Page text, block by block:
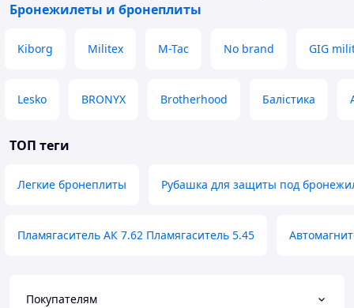
Бронежилеты и бронеплиты
Kiborg Militex M-Tac No brand GIG
Lesko BRONYX Brotherhood Балістика
ТОП теги
Легкие бронеплиты Рубашка для защиты под
Пламягаситель АК 7.62 Пламягаситель 5.45
Покупателям